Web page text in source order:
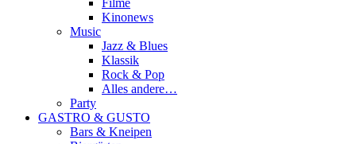
Filme
Kinonews
Music
Jazz & Blues
Klassik
Rock & Pop
Alles andere…
Party
GASTRO & GUSTO
Bars & Kneipen